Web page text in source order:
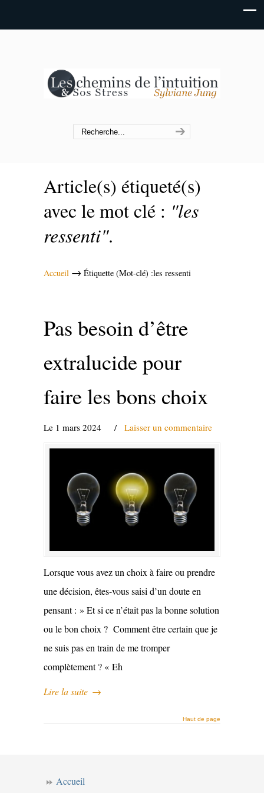
Article(s) étiqueté(s)
avec le mot clé : "les
ressenti".
Accueil → Étiquette (Mot-clé) :les ressenti
Pas besoin d’être
extralucide pour
faire les bons choix
Le 1 mars 2024 / Laisser un commentaire
Lorsque vous avez un choix à faire ou prendre
une décision, êtes-vous saisi d’un doute en
pensant : » Et si ce n’était pas la bonne solution
ou le bon choix ? Comment être certain que je
ne suis pas en train de me tromper
complètement ? « Eh
Lire la suite →
Haut de page
Accueil